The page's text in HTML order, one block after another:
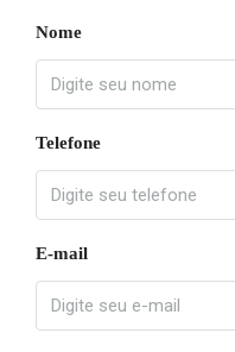
Nome
Telefone
E-mail